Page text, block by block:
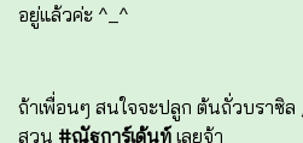
อยู่แล้วค่ะ ^_^
ถ้าเพื่อนๆ สนใจจะปลูก ต้นถั่วบราซิล
สวน #ณัฐการ์เด้นท์ เลยจ้า